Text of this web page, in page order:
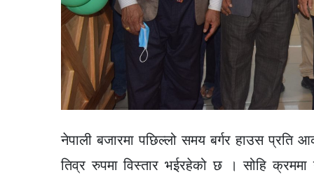
नेपाली बजारमा पछिल्लो समय बर्गर हाउस
तिव्र रुपमा विस्तार भईरहेको छ । सोहि